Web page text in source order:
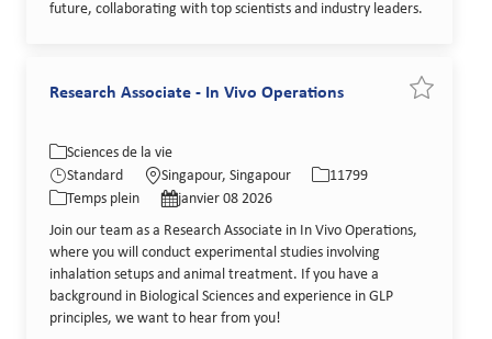
future, collaborating with top scientists and industry leaders.
Research Associate - In Vivo Operations
Catégorie
Sciences de la vie
Standard
Lieu
Singapour, Singapour
11799
Type de poste
Temps plein
Date de publication
janvier 08 2026
Join our team as a Research Associate in In Vivo Operations,
where you will conduct experimental studies involving
inhalation setups and animal treatment. If you have a
background in Biological Sciences and experience in GLP
principles, we want to hear from you!